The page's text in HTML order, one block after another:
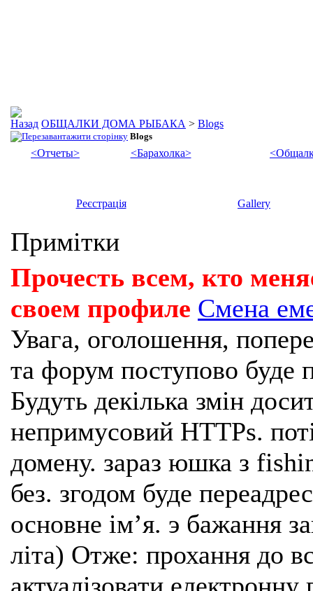
ОБЩАЛКИ ДОМА РЫБАКА > Blogs
Blogs
<Отчеты> <Барахолка>
Реєстрація Gallery
Примітки
Прочесть всем, кто
своем профиле Смена
Увага, оголошення,
та форум поступово буде
Будуть декілька змін
непримусовий HTTPs.
домену. зараз юшка з
без. згодом буде
основне імʼя. э бажання
літа) Отже: прохання до